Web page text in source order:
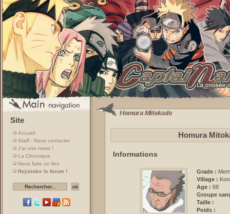
Site
Accueil
Staff - Nous contacter
J'ai une news !
La Chronique
Nous faire un lien
Rejoindre le forum !
Homura
Informations
Grade :
Village :
Age : 68
Groupe
Taille :
Poids :